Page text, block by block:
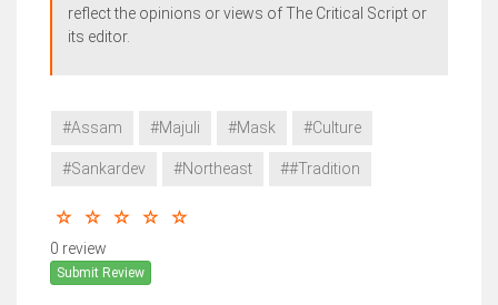
reflect the opinions or views of The Critical Script or
its editor.
#Assam #Majuli #Mask #Culture
#Sankardev #Northeast ##Tradition
0 review
Submit Review